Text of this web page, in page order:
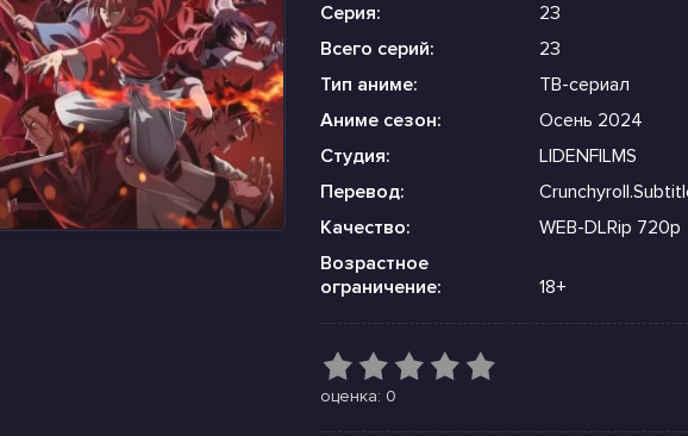
Серия:
23
Всего серий:
23
Тип аниме:
ТВ-сериал
Аниме сезон:
Осень 2024
Студия:
LIDENFILMS
Перевод:
Качество:
WEB-DLRip 720p
Возрастное
ограничение:
18+
оценка: 0